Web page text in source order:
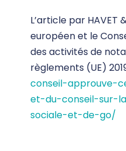
L’article par HAVET
européen et le
des activités de
règlements (UE)
conseil-approuve-
et-du-conseil-sur-
sociale-et-de-go/